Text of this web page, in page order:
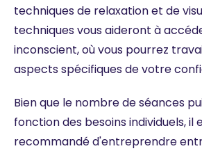
techniques de relaxation et de
techniques vous aideront à
inconscient, où vous pourrez
aspects spécifiques de votre
Bien que le nombre de séances
fonction des besoins individuels,
recommandé d'entreprendre